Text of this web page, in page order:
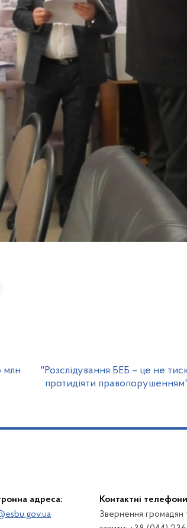
млн
"Розслідування БЕБ – це не
протидіяти
адреса:
Контактні телефони
Звернення громадян